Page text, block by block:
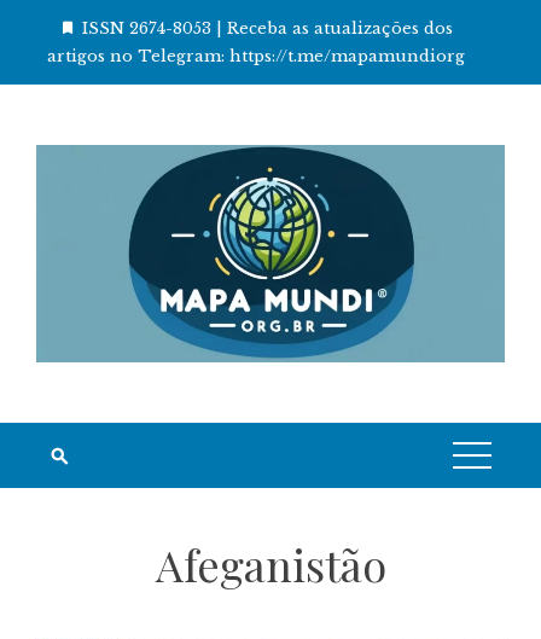
ISSN 2674-8053 | Receba as atualizações dos
artigos no Telegram: https://t.me/mapamundiorg
Afeganistão